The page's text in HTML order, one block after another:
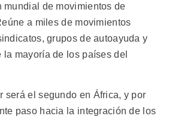
mundial de movimientos de
a miles de movimientos
grupos de autoayuda y
la mayoría de los países del
será el segundo en África, y por
paso hacia la integración de los